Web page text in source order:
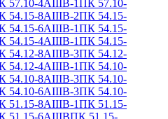
57.10-4АIIIВ-1
ПК 57.10-
54.15-8АIIIВ-2ПК 54.15-
54.15-6АIIIВ-1ПК 54.15-
54.15-4АIIIВ-1ПК 54.15-
54.12-8АIIIВ-3ПК 54.12-
54.12-4АIIIВ-1ПК 54.10-
54.10-8АIIIВ-3ПК 54.10-
54.10-6АIIIВ-3ПК 54.10-
51.15-8АIIIВ-1ПК 51.15-